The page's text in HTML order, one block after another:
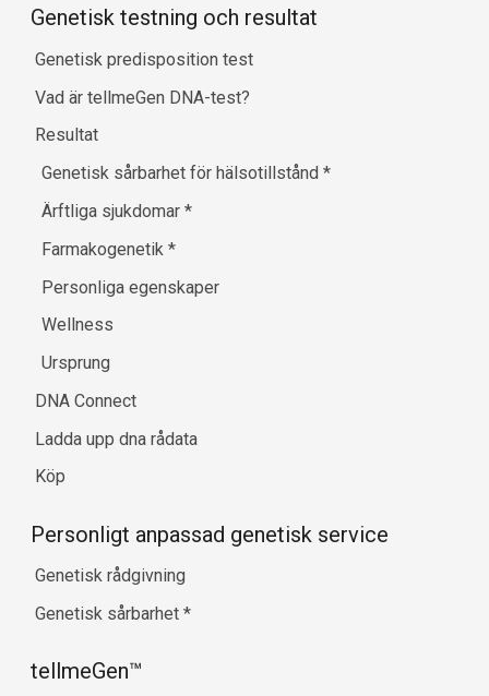
Genetisk testning och resultat
Genetisk predisposition test
Vad är tellmeGen DNA-test?
Resultat
Genetisk sårbarhet för hälsotillstånd*
Ärftliga sjukdomar*
Farmakogenetik*
Personliga egenskaper
Wellness
Ursprung
DNA Connect
Ladda upp dna rådata
Köp
Personligt anpassad genetisk service
Genetisk rådgivning
Genetisk sårbarhet *
tellmeGen™